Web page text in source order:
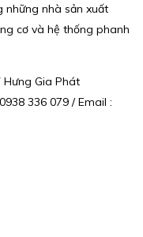
những nhà sản xuất
cơ và hệ thống phanh
Hưng Gia Phát
336 079 / Email :